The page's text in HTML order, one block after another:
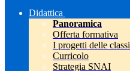
Didattica
Panoramica
Offerta formativa
I progetti delle classi
Curricolo
Strategia SNAI